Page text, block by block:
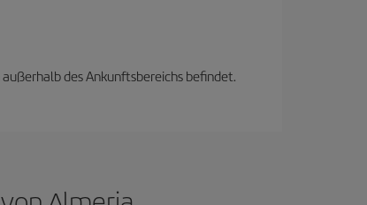
des Ankunftsbereichs befindet.